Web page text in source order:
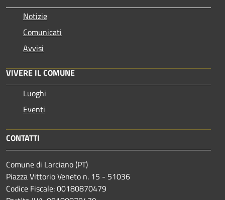
Notizie
Comunicati
Avvisi
VIVERE IL COMUNE
Luoghi
Eventi
CONTATTI
Comune di Larciano (PT)
Piazza Vittorio Veneto n. 15 - 51036
Codice Fiscale: 00180870479